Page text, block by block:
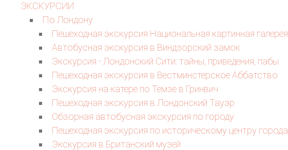
ЭКСКУРСИИ
По Лондону
Пешеходная экскурсия Национальная картинная галерея
Автобусная экскурсия в Виндзорский замок
Экскурсия - Лондонский Сити: тайны, приведения, пабы
Пешеходная экскурсия в Вестминстерское Аббатство
Экскурсия на катере по Темзе в Гринвич
Пешеходная экскурсия в Лондонский Тауэр
Обзорная автобусная экскурсия по городу
Пешеходная экскурсия по историческому центру города
Экскурсия в Британский музей